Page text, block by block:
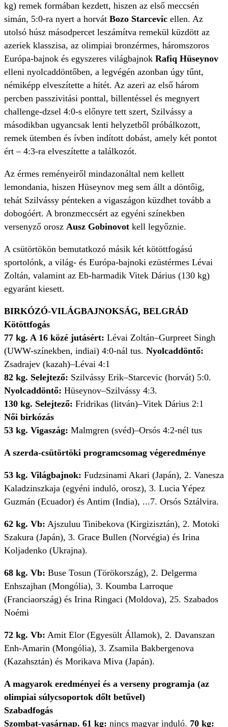
kg) remek formában kezdett, hiszen az első meccsén
simán, 5:0-ra nyert a horvát Bozo Starcevic ellen. Az
utolsó húsz másodpercet leszámítva remekül küzdött az
azeriek klasszisa, az olimpiai bronzérmes, háromszoros
Európa-bajnok és egyszeres világbajnok Rafiq Hüseynov
elleni nyolcaddöntőben, a legvégén azonban úgy tűnt,
némiképp elveszítette a hitét. Az azeri az első három
percben passzivitási ponttal, billentéssel és megnyert
challenge-dzsel 4:0-s előnyre tett szert, Szilvássy a
másodikban ugyancsak lenti helyzetből próbálkozott,
remek ütemben és ívben indított dobást, amely két pontot
ért – 4:3-ra elveszítette a találkozót.
Az érmes reményeiről mindazonáltal nem kellett
lemondania, hiszen Hüseynov meg sem állt a döntőig,
tehát Szilvássy pénteken a vigaszágon küzdhet tovább a
dobogóért. A bronzmeccsért az egyéni színekben
versenyző orosz Ausz Gobinovot kell legyőznie.
A csütörtökön bemutatkozó másik két kötöttfogású
sportolónk, a világ- és Európa-bajnoki ezüstérmes Lévai
Zoltán, valamint az Eb-harmadik Vitek Dárius (130 kg)
egyaránt kiesett.
BIRKÓZÓ-VILÁGBAJNOKSÁG, BELGRÁD
Kötöttfogás
77 kg. A 16 közé jutásért: Lévai Zoltán–Gurpreet Singh
(UWW-színekben, indiai) 4:0-nál tus. Nyolcaddöntő:
Zsadrajev (kazah)–Lévai 4:1
82 kg. Selejtező: Szilvássy Erik–Starcevic (horvát) 5:0.
Nyolcaddöntő: Hüseynov–Szilvássy 4:3.
130 kg. Selejtező: Fridrikas (litván)–Vitek Dárius 2:1
Női birkózás
53 kg. Vigaszág: Malmgren (svéd)–Orsós 4:2-nél tus
A szerda-csütörtöki programcsomag végeredménye
53 kg. Világbajnok: Fudzsinami Akari (Japán), 2. Vanesza
Kaladzinszkaja (egyéni induló, orosz), 3. Lucia Yépez
Guzmán (Ecuador) és Antim (India), ...7. Orsós Sztálvira.
62 kg. Vb: Ajszuluu Tinibekova (Kirgizisztán), 2. Motoki
Szakura (Japán), 3. Grace Bullen (Norvégia) és Irina
Koljadenko (Ukrajna).
68 kg. Vb: Buse Tosun (Törökország), 2. Delgerma
Enhszajhan (Mongólia), 3. Koumba Larroque
(Franciaország) és Irina Ringaci (Moldova), 25. Szabados
Noémi
72 kg. Vb: Amit Elor (Egyesült Államok), 2. Davanszan
Enh-Amarin (Mongólia), 3. Zsamila Bakbergenova
(Kazahsztán) és Morikava Miva (Japán).
A magyarok eredményei és a verseny programja (az
olimpiai súlycsoportok dőlt betűvel)
Szabadfogás
Szombat-vasárnap. 61 kg: nincs magyar induló. 70 kg: